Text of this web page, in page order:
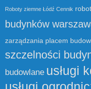
Roboty ziemne Łódź Cennik
budynków
zarządzania placem
szczelności
budowlane usługi